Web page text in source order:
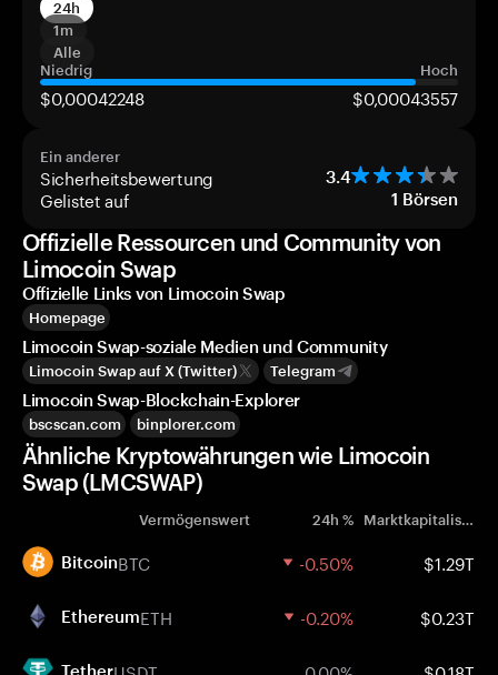
24h
1m
Alle
Niedrig
Hoch
$0,00042248 $0,00043557
Ein anderer
Sicherheitsbewertung 3.4
Gelistet auf 1 Börsen
Offizielle Ressourcen und Community von
Limocoin Swap
Offizielle Links von Limocoin Swap
Homepage
Limocoin Swap-soziale Medien und Community
Limocoin Swap auf X (Twitter) Telegram
Limocoin Swap-Blockchain-Explorer
bscscan.com binplorer.com
Ähnliche Kryptowährungen wie Limocoin
Swap (LMCSWAP)
Vermögenswert 24h % Marktkapitalisierung
BitcoinBTC -0.50% $1.29T
EthereumETH -0.20% $0.23T
Tether